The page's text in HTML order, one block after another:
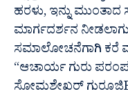
ಹರಳು, ಇನ್ನು
ಮಾರ್ಗದರ್ಶನ
ಸಮಾಲೋಚನೆಗಾಗಿ ಕರೆ
“ಆಚಾರ್ಯ ಗುರು
ಸೋಮಶೇಖರ್